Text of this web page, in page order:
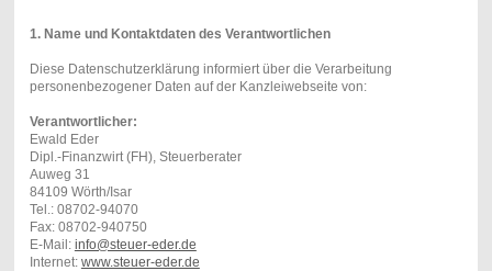
1. Name und Kontaktdaten des Verantwortlichen
Diese Datenschutzerklärung informiert über die Verarbeitung
personenbezogener Daten auf der Kanzleiwebseite von:
Verantwortlicher:
Ewald Eder
Dipl.-Finanzwirt (FH), Steuerberater
Auweg 31
84109 Wörth/Isar
Tel.: 08702-94070
Fax: 08702-940750
E-Mail: info@steuer-eder.de
Internet: www.steuer-eder.de